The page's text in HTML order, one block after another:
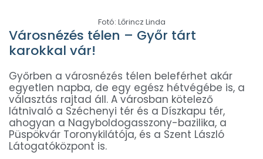
Fotó: Lőrincz Linda
Városnézés télen – Győr tárt
karokkal vár!
Győrben a városnézés télen beleférhet akár
egyetlen napba, de egy egész hétvégébe is, a
választás rajtad áll. A városban kötelező
látnivaló a Széchenyi tér és a Díszkapu tér,
ahogyan a Nagyboldogasszony-bazilika, a
Püspökvár Toronykilátója, és a Szent László
Látogatóközpont is.